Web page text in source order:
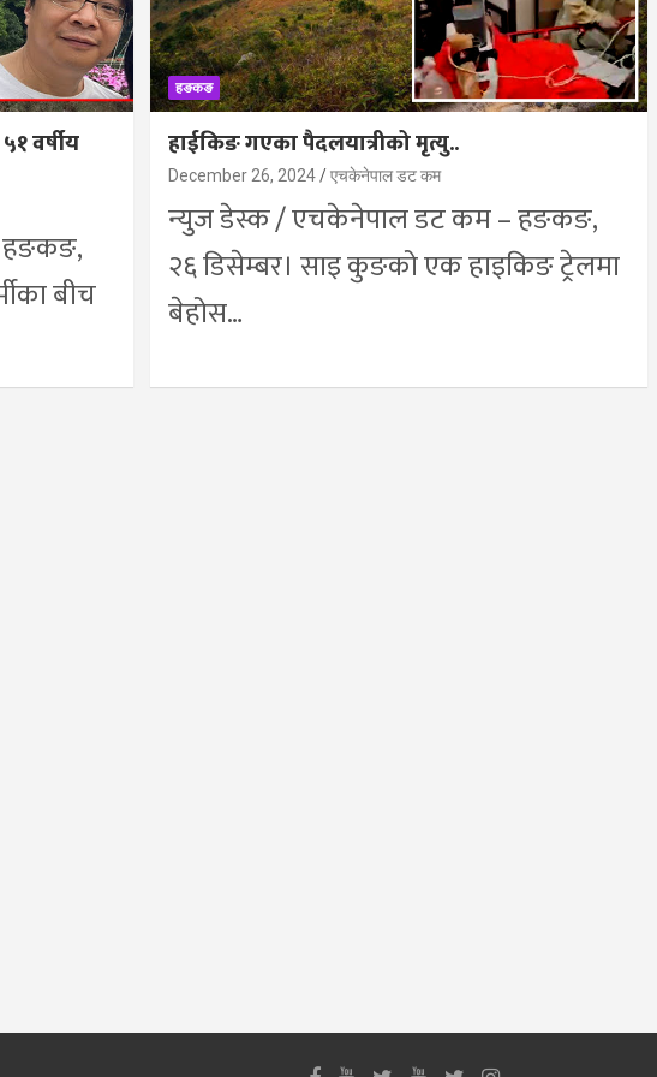
वर्षीय
बीच
हङकङ
हाईकिङ गएका पैदलयात्रीको मृत्यु..
December 26, 2024 एचकेनेपाल डट कम
न्युज डेस्क / एचकेनेपाल डट कम – हङकङ,
२६ डिसेम्बर। साइ कुङको एक हाइकिङ ट्रेलमा
बेहोस…